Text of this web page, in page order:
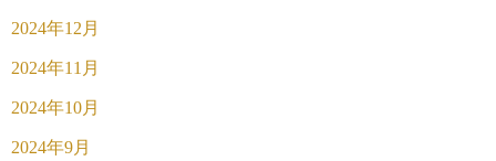
2024年12月
2024年11月
2024年10月
2024年9月